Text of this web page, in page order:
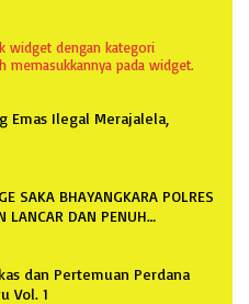
widget dengan kategori
pada widget.
Emas Ilegal Merajalela,
SAKA BHAYANGKARA POLRES
LANCAR DAN PENUH
dan Pertemuan Perdana
Vol. 1